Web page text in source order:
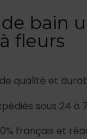
bain
fleurs
qualité et
sous 24 à
français et